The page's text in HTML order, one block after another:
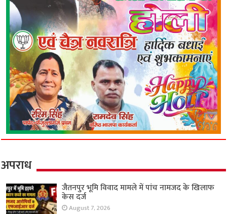
अपराध
जैतनपुर भूमि विवाद मामले में पांच नामजद के खिलाफ
केस दर्ज
August 7, 2026